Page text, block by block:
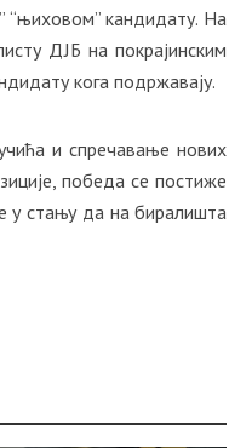
“њиховом” кандидату. На
ДЈБ на покрајинским
кога подржавају.
и спречавање нових
победа се постиже
у стању да на биралишта